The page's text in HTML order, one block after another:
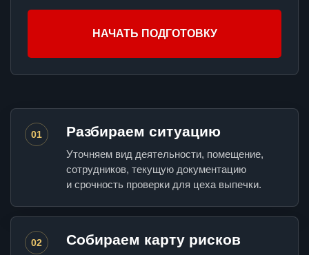
НАЧАТЬ ПОДГОТОВКУ
01 Разбираем ситуацию
Уточняем вид деятельности, помещение,
сотрудников, текущую документацию
и срочность проверки для цеха выпечки.
02 Собираем карту рисков